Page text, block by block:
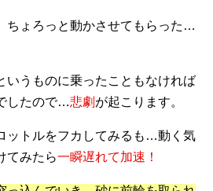
ちょろっと動かさせてもらった…
うものに乗ったこともなければ
したので…悲劇 が起こります。
ットルをフカしてみるも…動く気
てみたら一瞬遅れて加速！